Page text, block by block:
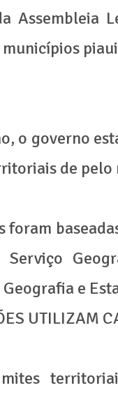
Assembleia
o governo
de pelo
foram
Serviço
e
UTILIZAM